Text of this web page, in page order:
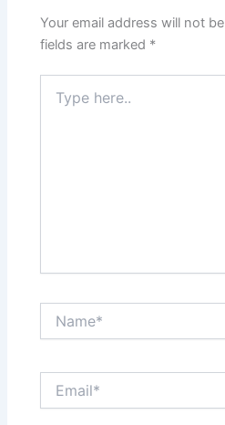
Your email address will not
fields are marked *
here..